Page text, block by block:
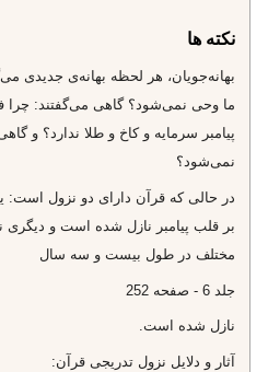
نکته ها
بهانه‌جويان، هر لحظه بهانه‌ى جديدى
ما وحى نمى‌شود؟ گاهى مى‌گفتند: چرا
پيامبر سرمايه و كاخ و طلا ندارد؟ و
نمى‌شود؟
در حالى كه قرآن داراى دو نزول
بر قلب پيامبر نازل شده است و ديگرى
مختلف در طول بيست و سه سال‌
جلد 6 - صفحه 252
نازل شده است.
آثار و دلايل نزول تدريجى قرآن: